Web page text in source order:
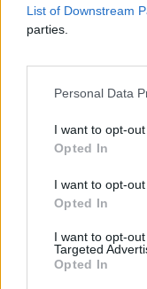
List of Downstream
parties.
Personal Data
I want to opt-
Opted In
I want to opt-
Opted In
I want to opt-
Targeted
Opted In
Kraj